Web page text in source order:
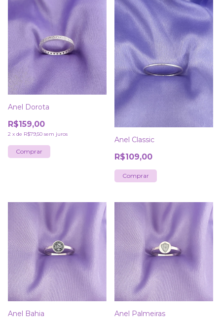
Anel Dorota
R$159,00
2 x de R$79,50 sem juros
Comprar
Anel Classic
R$109,00
Comprar
Anel Bahia Anel Palmeiras